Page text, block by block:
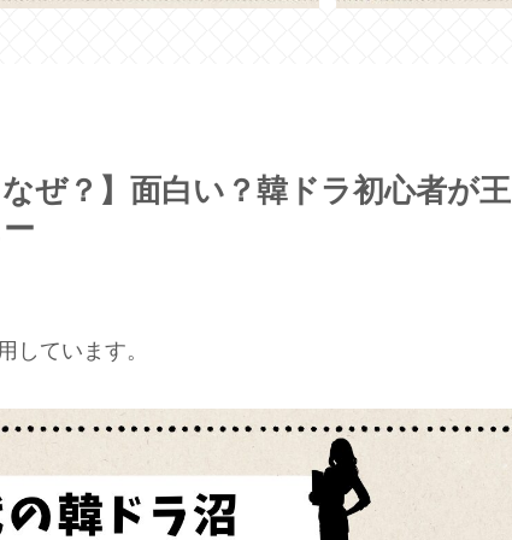
ぜ？】面白い？韓ドラ初心者が王
しています。